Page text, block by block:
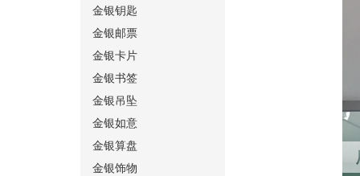
金银钥匙
金银邮票
金银卡片
金银书签
金银吊坠
金银如意
金银算盘
金银饰物